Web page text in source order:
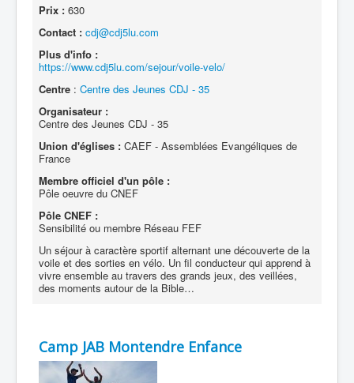
Prix : 630
Contact : cdj@cdj5lu.com
Plus d'info :
https://www.cdj5lu.com/sejour/voile-velo/
Centre : Centre des Jeunes CDJ - 35
Organisateur :
Centre des Jeunes CDJ - 35
Union d'églises : CAEF - Assemblées Evangéliques de
France
Membre officiel d'un pôle :
Pôle oeuvre du CNEF
Pôle CNEF :
Sensibilité ou membre Réseau FEF
Un séjour à caractère sportif alternant une découverte de la
voile et des sorties en vélo. Un fil conducteur qui apprend à
vivre ensemble au travers des grands jeux, des veillées,
des moments autour de la Bible…
Camp JAB Montendre Enfance